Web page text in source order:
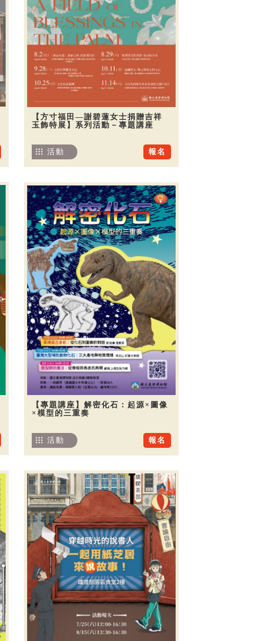
【方寸福田—謝碧蓮女士捐贈吉祥
玉飾特展】系列活動－專題講座
報名
活動
【專題講座】解密化石：起源×圖像
×模型的三重奏
報名
活動